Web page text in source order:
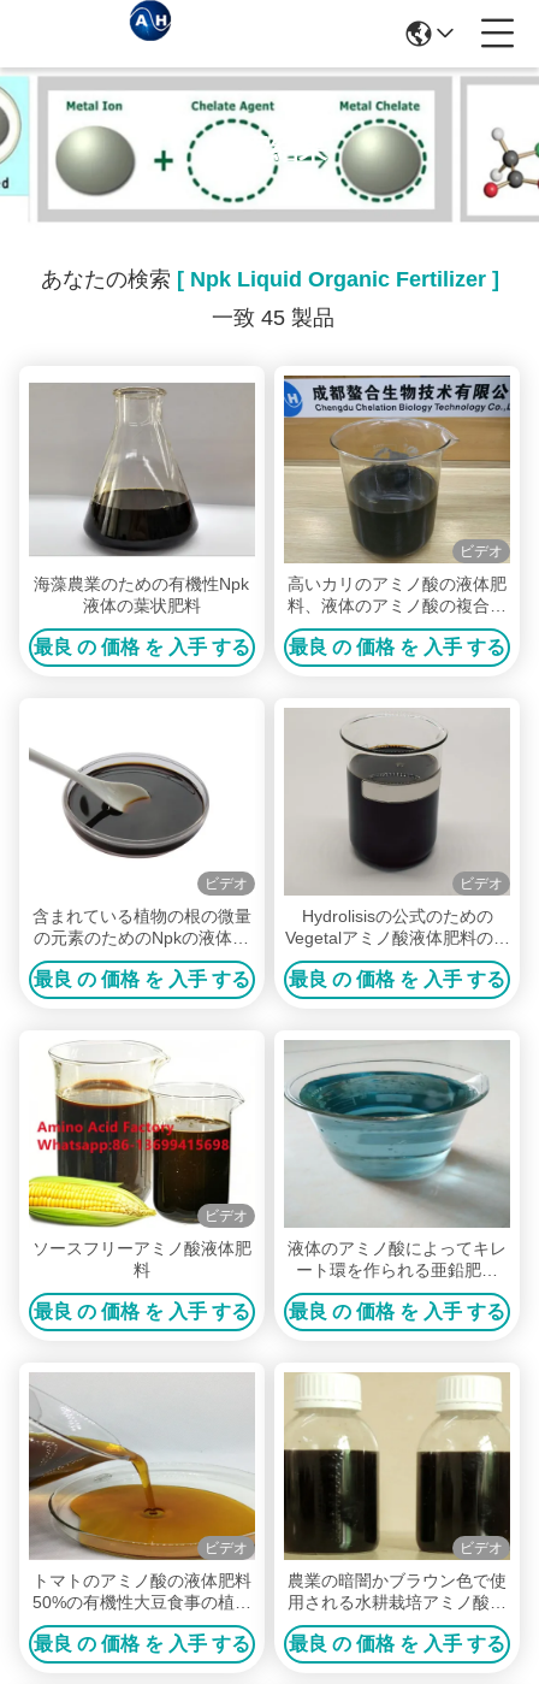
検索結果
あなたの検索 [ Npk Liquid Organic Fertilizer ]
一致 45 製品
海藻農業のための有機性Npk
液体の葉状肥料
最良 の 価格 を 入手 する
ビデオ
高いカリのアミノ酸の液体肥
料、液体のアミノ酸の複合体
40% PH 4 - 5
最良 の 価格 を 入手 する
ビデオ
含まれている植物の根の微量
の元素のためのNpkの液体の
有機肥料
最良 の 価格 を 入手 する
ビデオ
Hydrolisisの公式のための
Vegetalアミノ酸液体肥料の自
由な塩
最良 の 価格 を 入手 する
ビデオ
ソースフリーアミノ酸液体肥
料
最良 の 価格 を 入手 する
液体のアミノ酸によってキレ
ート環を作られる亜鉛肥料
10%の青い色のよい吸収
最良 の 価格 を 入手 する
ビデオ
トマトのアミノ酸の液体肥料
50%の有機性大豆食事の植物
起源
最良 の 価格 を 入手 する
ビデオ
農業の暗闇かブラウン色で使
用される水耕栽培アミノ酸の
液体肥料
最良 の 価格 を 入手 する